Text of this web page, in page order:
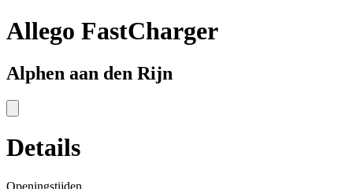
Allego FastCharger
Alphen aan den Rijn
Details
Openingstijden